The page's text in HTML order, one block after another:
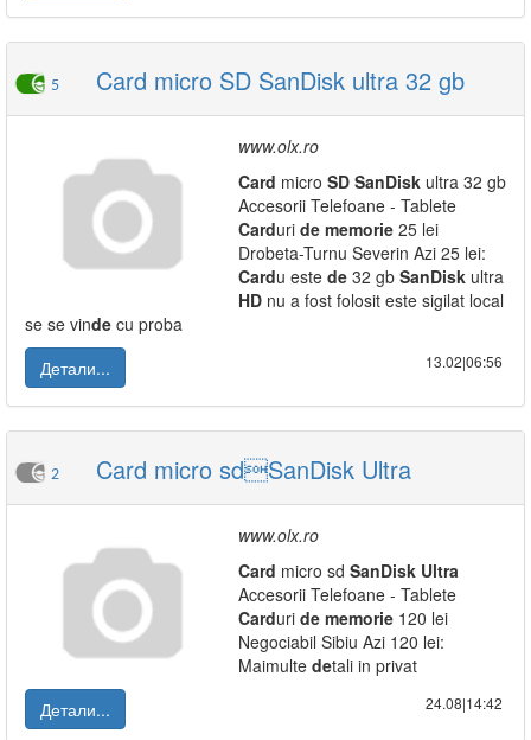
5 Card micro SD SanDisk ultra 32 gb
www.olx.ro
Card micro SD SanDisk ultra 32 gb
Accesorii Telefoane - Tablete
Carduri de memorie 25 lei
Drobeta-Turnu Severin Azi 25 lei:
Cardu este de 32 gb SanDisk ultra
HD nu a fost folosit este sigilat local
se se vinde cu proba
Детали...
13.02|06:56
2 Card micro sdSanDisk Ultra
www.olx.ro
Card micro sd SanDisk Ultra
Accesorii Telefoane - Tablete
Carduri de memorie 120 lei
Negociabil Sibiu Azi 120 lei:
Maimulte detali in privat
Детали...
24.08|14:42